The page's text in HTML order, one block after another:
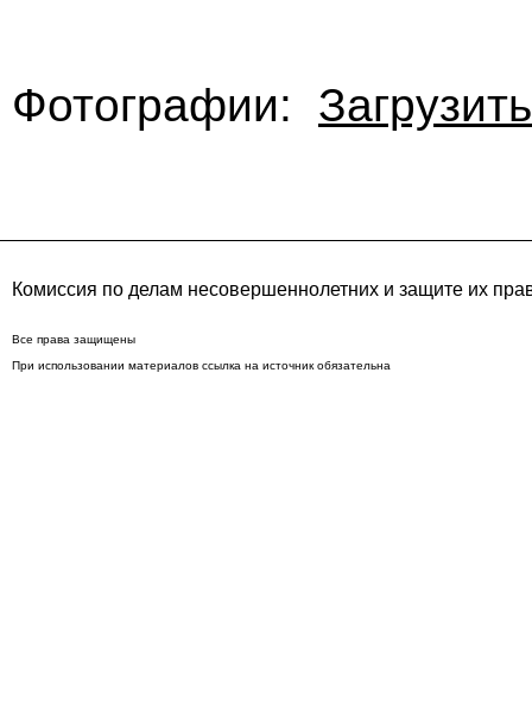
Фотографии: Загрузить
Комиссия по делам несовершеннолетних и защите их
Все права защищены
При использовании материалов ссылка на источник обязательна